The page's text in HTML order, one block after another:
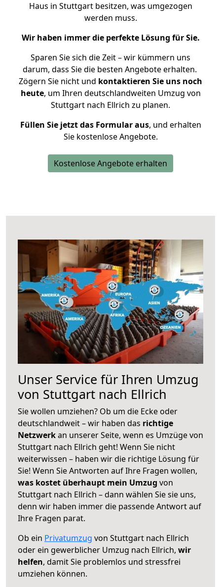
Haus in Stuttgart besitzen, was umgezogen
werden muss.
Wir haben immer die perfekte Lösung für Sie.
Sparen Sie sich die Zeit – wir kümmern uns
darum, dass Sie die besten Angebote erhalten.
Zögern Sie nicht und kontaktieren Sie uns noch
heute, um Ihren deutschlandweiten Umzug von
Stuttgart nach Ellrich zu planen.
Füllen Sie jetzt das Formular aus, und erhalten
Sie kostenlose Angebote.
Kostenlose Angebote erhalten
Unser Service für Ihren Umzug
von Stuttgart nach Ellrich
Sie wollen umziehen? Ob um die Ecke oder
deutschlandweit – wir haben das richtige
Netzwerkan unserer Seite, wenn es Umzüge von
Stuttgart nach Ellrich geht! Wenn Sie nicht
weiterwissen – haben wir die richtige Lösung für
Sie! Wenn Sie Antworten auf Ihre Fragen wollen,
was kostet überhaupt mein Umzug von
Stuttgart nach Ellrich – dann wählen Sie sie uns,
denn wir haben immer die passende Antwort auf
Ihre Fragen parat.
Ob ein Privatumzug von Stuttgart nach Ellrich
oder ein gewerblicher Umzug nach Ellrich, wir
helfen, damit Sie problemlos und stressfrei
umziehen können.